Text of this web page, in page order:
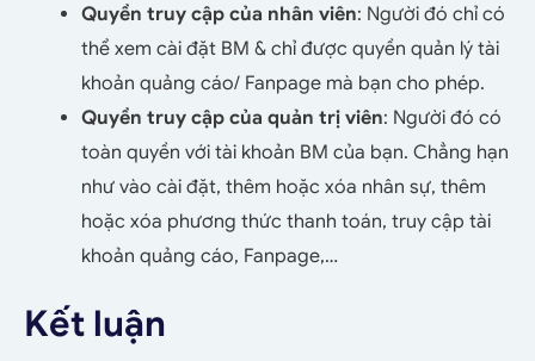
Quyền truy cập của nhân viên: Người đó chỉ có
thể xem cài đặt BM & chỉ được quyền quản lý tài
khoản quảng cáo/ Fanpage mà bạn cho phép.
Quyền truy cập của quản trị viên: Người đó có
toàn quyền với tài khoản BM của bạn. Chẳng hạn
như vào cài đặt, thêm hoặc xóa nhân sự, thêm
hoặc xóa phương thức thanh toán, truy cập tài
khoản quảng cáo, Fanpage,…
Kết luận